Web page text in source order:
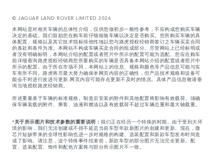
© JAGUAR LAND ROVER LIMITED 2026
本网站是对相关车辆的总体性介绍，仅供您做初步一般性参考，不应构成您购买车辆
决定的基础。我们鼓励您在购车前仔细核验车辆以决定是否购买。您所购买车辆的具
体配置、规格以及其它技术指标排他性地以您与路虎授权经销商签订之车辆买卖合同
的条款和条件为准。本网站不构成车辆买卖合同的组成部分。尽管网站上已经标明或
者没有明确标明，本网站介绍的配置或者照片中所示的配置可能为选配。您应在购车
前详细垂询路虎授权经销商您所要购买的车辆是否具备本网站介绍的配置或者照片中
所示的配置。由于所在市场不同，本网站上的信息、规格和颜色等产品信息可能与实
车有所不同。路虎将尽最大努力确保本网页内容的正确性，但产品技术规格和设备可
能会不时进行改进与更新,网页内容可能存在更新不及时的情况。具体产品信息敬请垂
询当地授权路虎经销商。
所述重量基于车辆的标准规格。制造后安装的附件和其他配置将影响有效载荷。须确
保车辆装载的附件、乘客、油液和燃油以及有效载荷不超过车辆总重和最大轴载重。
*关于所示图片和技术参数的重要说明： 我们正在经历一个特殊的时期。由于受到大环
境的影响，我们无法创建或不得不延迟当前车型年款新图片的创建和更新。现在，微
芯片短缺带来的全球性影响也进一步对规格的构建、选装配置和新款车型发布时间造
成了影响。请注意，这个特殊事件结束前，新款车型的部分图片无法完全更新。配
置、选装配置、饰件和配色方案将与部分所示图片不一致。